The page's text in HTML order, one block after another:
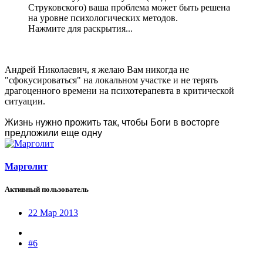
Струковского) ваша проблема может быть решена
на уровне психологических методов.
Нажмите для раскрытия...
Андрей Николаевич, я желаю Вам никогда не
"сфокусироваться" на локальном участке и не терять
драгоценного времени на психотерапевта в критической
ситуации.
Жизнь нужно прожить так, чтобы Боги в восторге
предложили еще одну
Марголит
Активный пользователь
22 Мар 2013
#6